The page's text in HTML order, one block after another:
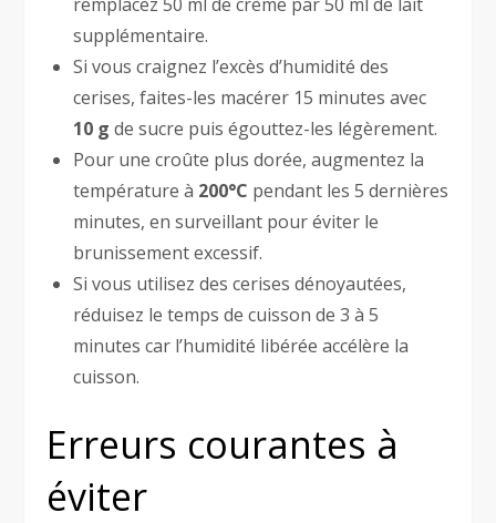
supplémentaire.
Si vous craignez l’excès d’humidité des
cerises, faites-les macérer 15 minutes avec
10 g de sucre puis égouttez-les légèrement.
Pour une croûte plus dorée, augmentez la
température à 200°C pendant les 5 dernières
minutes, en surveillant pour éviter le
brunissement excessif.
Si vous utilisez des cerises dénoyautées,
réduisez le temps de cuisson de 3 à 5
minutes car l’humidité libérée accélère la
cuisson.
Erreurs courantes à
éviter